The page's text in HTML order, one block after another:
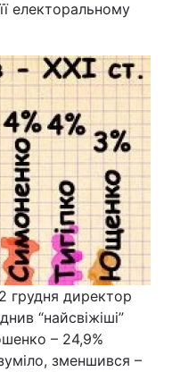
електоральному
грудня директор
“найсвіжіші”
– 24,9%
зменшився –